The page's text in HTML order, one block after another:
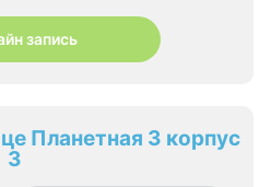
запись
Планетная 3 корпус
3